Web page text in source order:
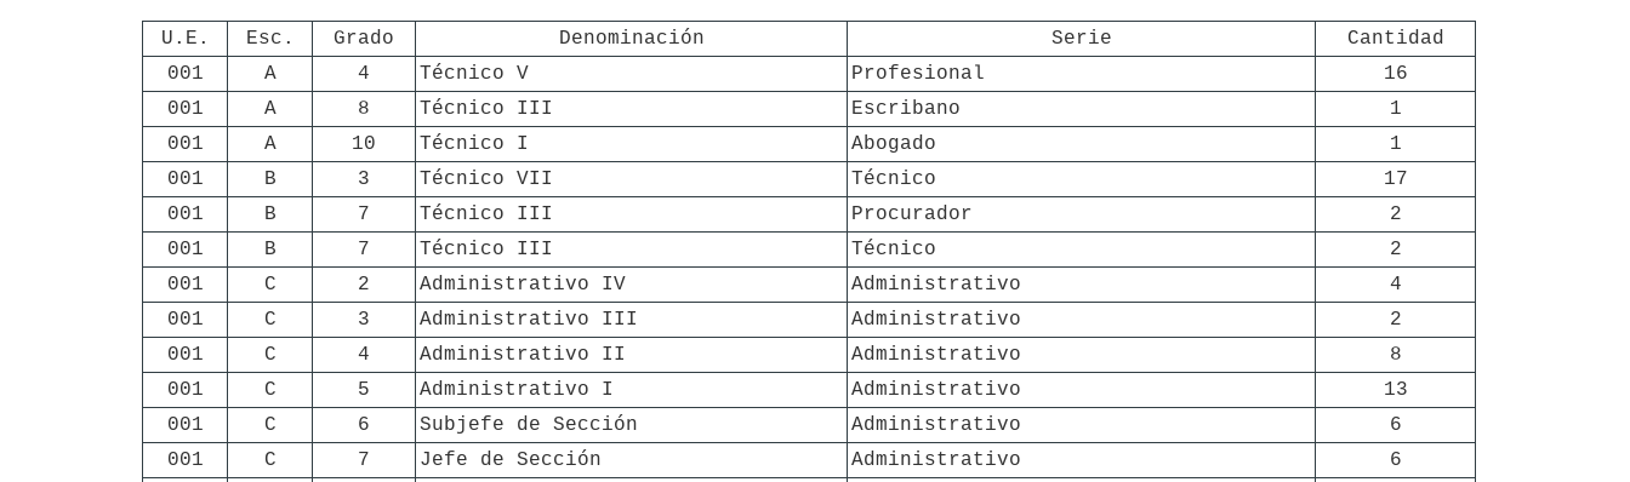
U.E. Esc. Grado Denominación Serie
Cantidad
001
A 4 Técnico V Profesional
16
001
A 8 Técnico III Escribano
1
001
A 10 Técnico I Abogado
1
001
B 3 Técnico VII Técnico
17
001
B 7 Técnico III Procurador
2
001
B 7 Técnico III Técnico
2
001
C 2 Administrativo IV Administrativo
4
001
C 3 Administrativo III Administrativo
2
001
C 4 Administrativo II Administrativo
8
001
C 5 Administrativo I Administrativo
13
001
C 6 Subjefe de Sección Administrativo
6
001
C 7 Jefe de Sección Administrativo
6